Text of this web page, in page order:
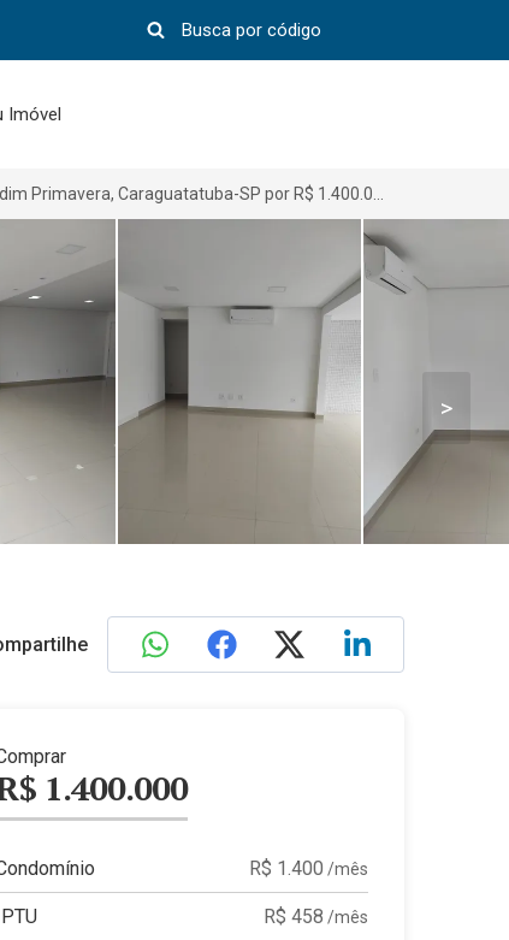
Imóvel
>
1.400.000
R$ 1.400 /mês
R$ 458 /mês